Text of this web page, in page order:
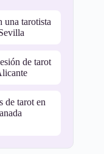
una tarotista
de tarot
de tarot en